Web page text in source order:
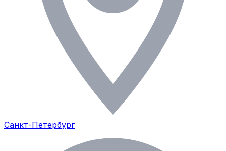
Санкт-Петербург